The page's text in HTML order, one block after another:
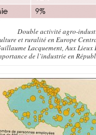
Double activité agro-
et ruralité en Europe
Lacquement, Aux Lieux
de l’industrie en